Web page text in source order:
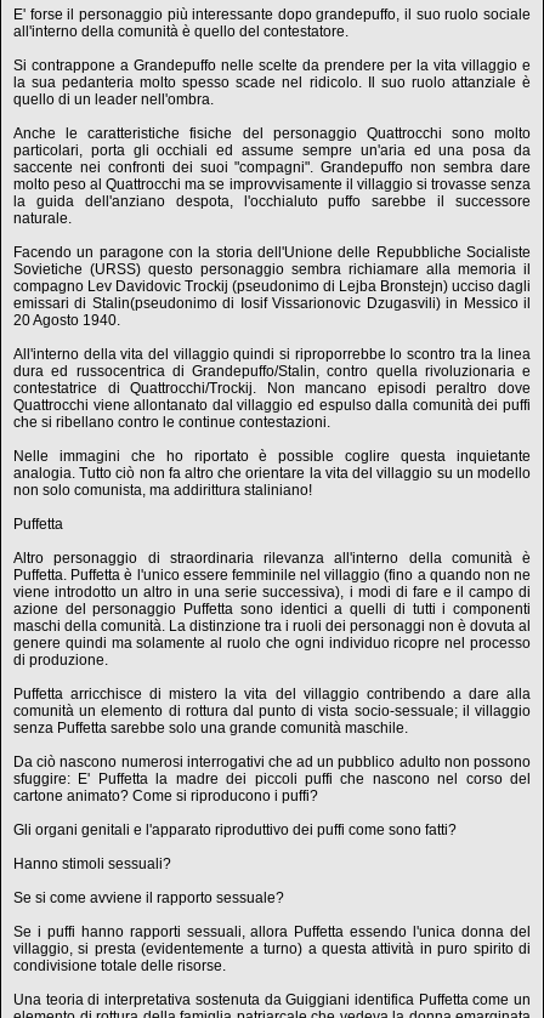
E' forse il personaggio più interessante dopo grandepuffo, il suo ruolo sociale
all'interno della comunità è quello del contestatore.
Si contrappone a Grandepuffo nelle scelte da prendere per la vita villaggio e
la sua pedanteria molto spesso scade nel ridicolo. Il suo ruolo attanziale è
quello di un leader nell'ombra.
Anche le caratteristiche fisiche del personaggio Quattrocchi sono molto
particolari, porta gli occhiali ed assume sempre un'aria ed una posa da
saccente nei confronti dei suoi "compagni". Grandepuffo non sembra dare
molto peso al Quattrocchi ma se improvvisamente il villaggio si trovasse senza
la guida dell'anziano despota, l'occhialuto puffo sarebbe il successore
naturale.
Facendo un paragone con la storia dell'Unione delle Repubbliche Socialiste
Sovietiche (URSS) questo personaggio sembra richiamare alla memoria il
compagno Lev Davidovic Trockij (pseudonimo di Lejba Bronstejn) ucciso dagli
emissari di Stalin(pseudonimo di Iosif Vissarionovic Dzugasvili) in Messico il
20 Agosto 1940.
All'interno della vita del villaggio quindi si riproporrebbe lo scontro tra la linea
dura ed russocentrica di Grandepuffo/Stalin, contro quella rivoluzionaria e
contestatrice di Quattrocchi/Trockij. Non mancano episodi peraltro dove
Quattrocchi viene allontanato dal villaggio ed espulso dalla comunità dei puffi
che si ribellano contro le continue contestazioni.
Nelle immagini che ho riportato è possible coglire questa inquietante
analogia. Tutto ciò non fa altro che orientare la vita del villaggio su un modello
non solo comunista, ma addirittura staliniano!
Puffetta
Altro personaggio di straordinaria rilevanza all'interno della comunità è
Puffetta. Puffetta è l'unico essere femminile nel villaggio (fino a quando non ne
viene introdotto un altro in una serie successiva), i modi di fare e il campo di
azione del personaggio Puffetta sono identici a quelli di tutti i componenti
maschi della comunità. La distinzione tra i ruoli dei personaggi non è dovuta al
genere quindi ma solamente al ruolo che ogni individuo ricopre nel processo
di produzione.
Puffetta arricchisce di mistero la vita del villaggio contribendo a dare alla
comunità un elemento di rottura dal punto di vista socio-sessuale; il villaggio
senza Puffetta sarebbe solo una grande comunità maschile.
Da ciò nascono numerosi interrogativi che ad un pubblico adulto non possono
sfuggire: E' Puffetta la madre dei piccoli puffi che nascono nel corso del
cartone animato? Come si riproducono i puffi?
Gli organi genitali e l'apparato riproduttivo dei puffi come sono fatti?
Hanno stimoli sessuali?
Se si come avviene il rapporto sessuale?
Se i puffi hanno rapporti sessuali, allora Puffetta essendo l'unica donna del
villaggio, si presta (evidentemente a turno) a questa attività in puro spirito di
condivisione totale delle risorse.
Una teoria di interpretativa sostenuta da Guiggiani identifica Puffetta come un